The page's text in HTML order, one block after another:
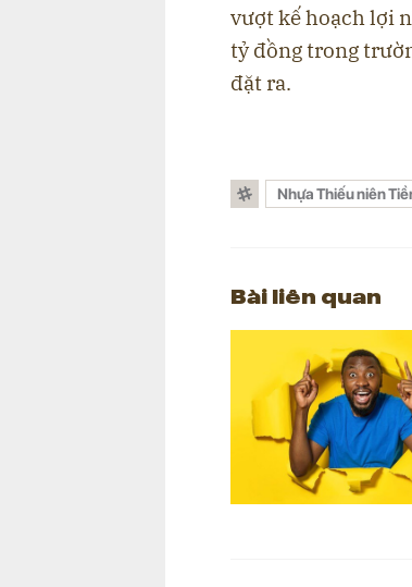
vượt kế hoạch lợi
tỷ đồng trong
đặt ra.
Nhựa Thiếu niên
Bài liên quan